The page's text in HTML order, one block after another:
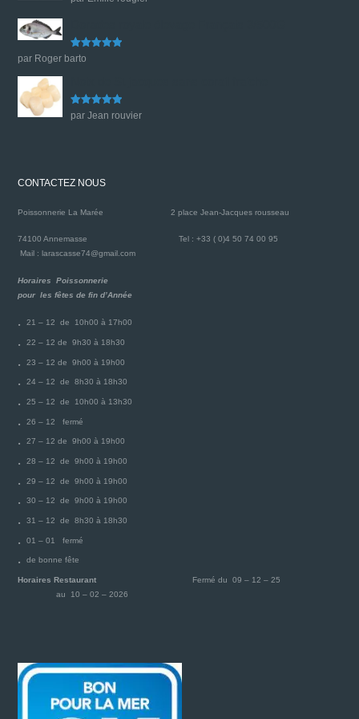
sur 5
Note
par Roger barto
Note5sur
5
par Jean rouvier
CONTACTEZ NOUS
Poissonnerie La Marée2 place Jean-Jacques rousseau
74100 AnnemasseTel : +33 ( 0)4 50 74 00 95
Mail : larascasse74@gmail.com
Horaires Poissonnerie
pour les fêtes de fin d’Année
21 – 12 de 10h00 à 17h00
22 – 12 de 9h30 à 18h30
23 – 12 de 9h00 à 19h00
24 – 12 de 8h30 à 18h30
25 – 12 de 10h00 à 13h30
26 – 12 fermé
27 – 12 de 9h00 à 19h00
28 – 12 de 9h00 à 19h00
29 – 12 de 9h00 à 19h00
30 – 12 de 9h00 à 19h00
31 – 12 de 8h30 à 18h30
01 – 01 fermé
de bonne fête
Horaires Restaurant Fermé du 09 – 12 – 25
au 10 – 02 – 2026